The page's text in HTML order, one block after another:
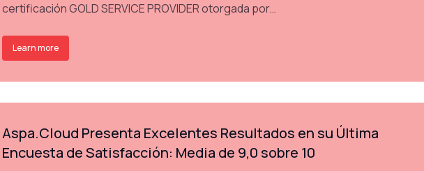
certificación GOLD SERVICE PROVIDER otorgada por…
Learn more
Aspa.Cloud Presenta Excelentes Resultados en su Última
Encuesta de Satisfacción: Media de 9,0 sobre 10